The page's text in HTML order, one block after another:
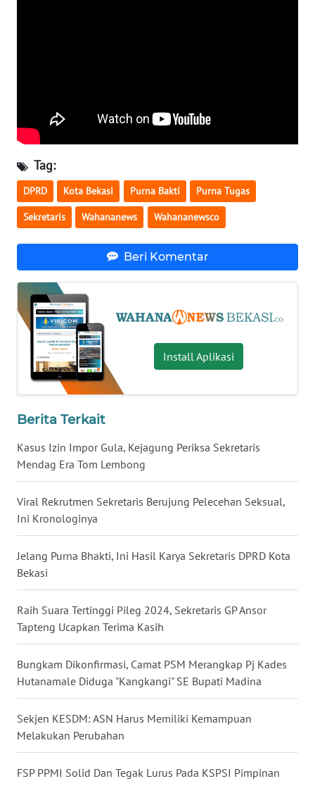
Tag:
DPRD Kota Bekasi Purna Bakti Purna Tugas
Sekretaris Wahananews Wahananewsco
Beri Komentar
Install Aplikasi
Berita Terkait
Kasus Izin Impor Gula, Kejagung Periksa Sekretaris
Mendag Era Tom Lembong
Viral Rekrutmen Sekretaris Berujung Pelecehan Seksual,
Ini Kronologinya
Jelang Purna Bhakti, Ini Hasil Karya Sekretaris DPRD Kota
Bekasi
Raih Suara Tertinggi Pileg 2024, Sekretaris GP Ansor
Tapteng Ucapkan Terima Kasih
Bungkam Dikonfirmasi, Camat PSM Merangkap Pj Kades
Hutanamale Diduga "Kangkangi" SE Bupati Madina
Sekjen KESDM: ASN Harus Memiliki Kemampuan
Melakukan Perubahan
FSP PPMI Solid Dan Tegak Lurus Pada KSPSI Pimpinan
WN
WN
NUSANTARA
WN
WN
JATIM
WN
BALI
WN
KALBAR
WN
KALTENG
WN
KALTARA
WN
KALSEL
WN
KALTIM
WN
SULSEL
WN
GORONTALO
SULUT